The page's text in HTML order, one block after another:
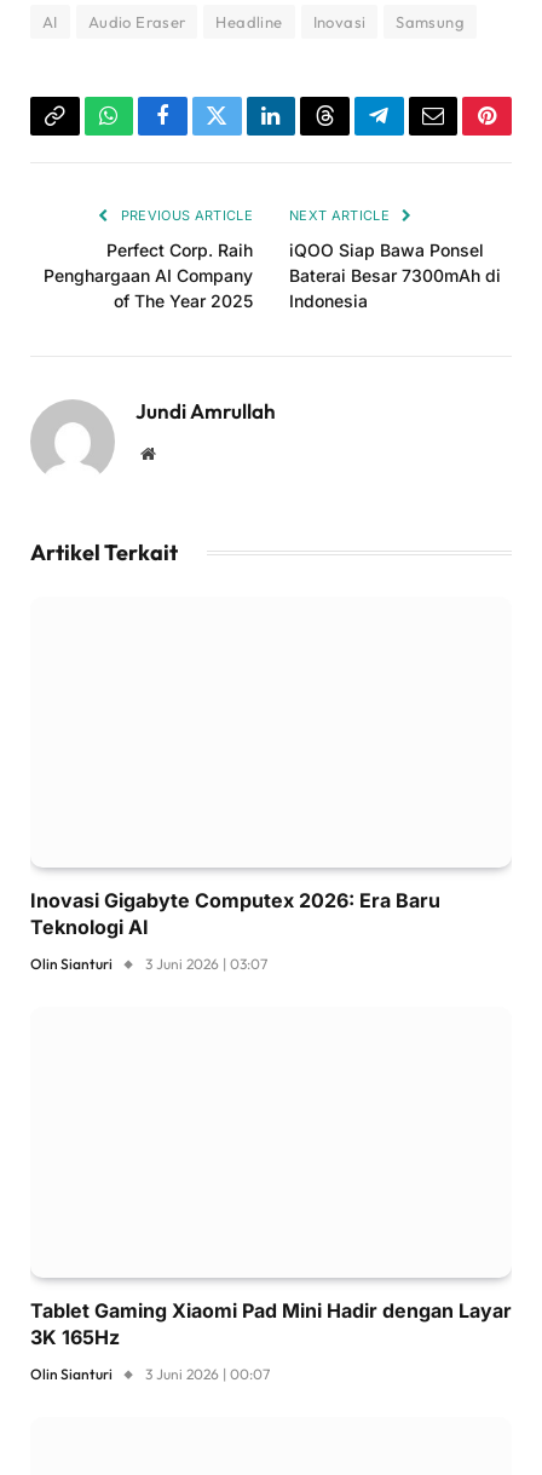
AI Audio Eraser Headline Inovasi Samsung
Copy WhatsAppFacebookTwitterLinkedInThreadsTelegramEmail
PREVIOUS ARTICLE
Perfect Corp. Raih
Penghargaan AI Company
of The Year 2025
NEXT ARTICLE
iQOO Siap Bawa Ponsel
Baterai Besar 7300mAh di
Indonesia
Jundi Amrullah
Website
Artikel Terkait
Inovasi Gigabyte Computex 2026: Era Baru
Teknologi AI
Olin Sianturi 3 Juni 2026 | 03:07
Tablet Gaming Xiaomi Pad Mini Hadir dengan Layar
3K 165Hz
Olin Sianturi 3 Juni 2026 | 00:07